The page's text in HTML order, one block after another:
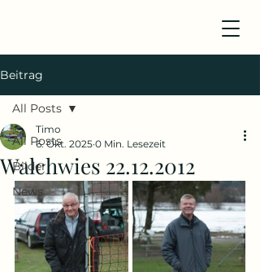
Beitrag
All Posts
Bilder
News
All Posts
Walchwies 22.12.2012
Timo
6. Okt. 2025 0 Min. Lesezeit